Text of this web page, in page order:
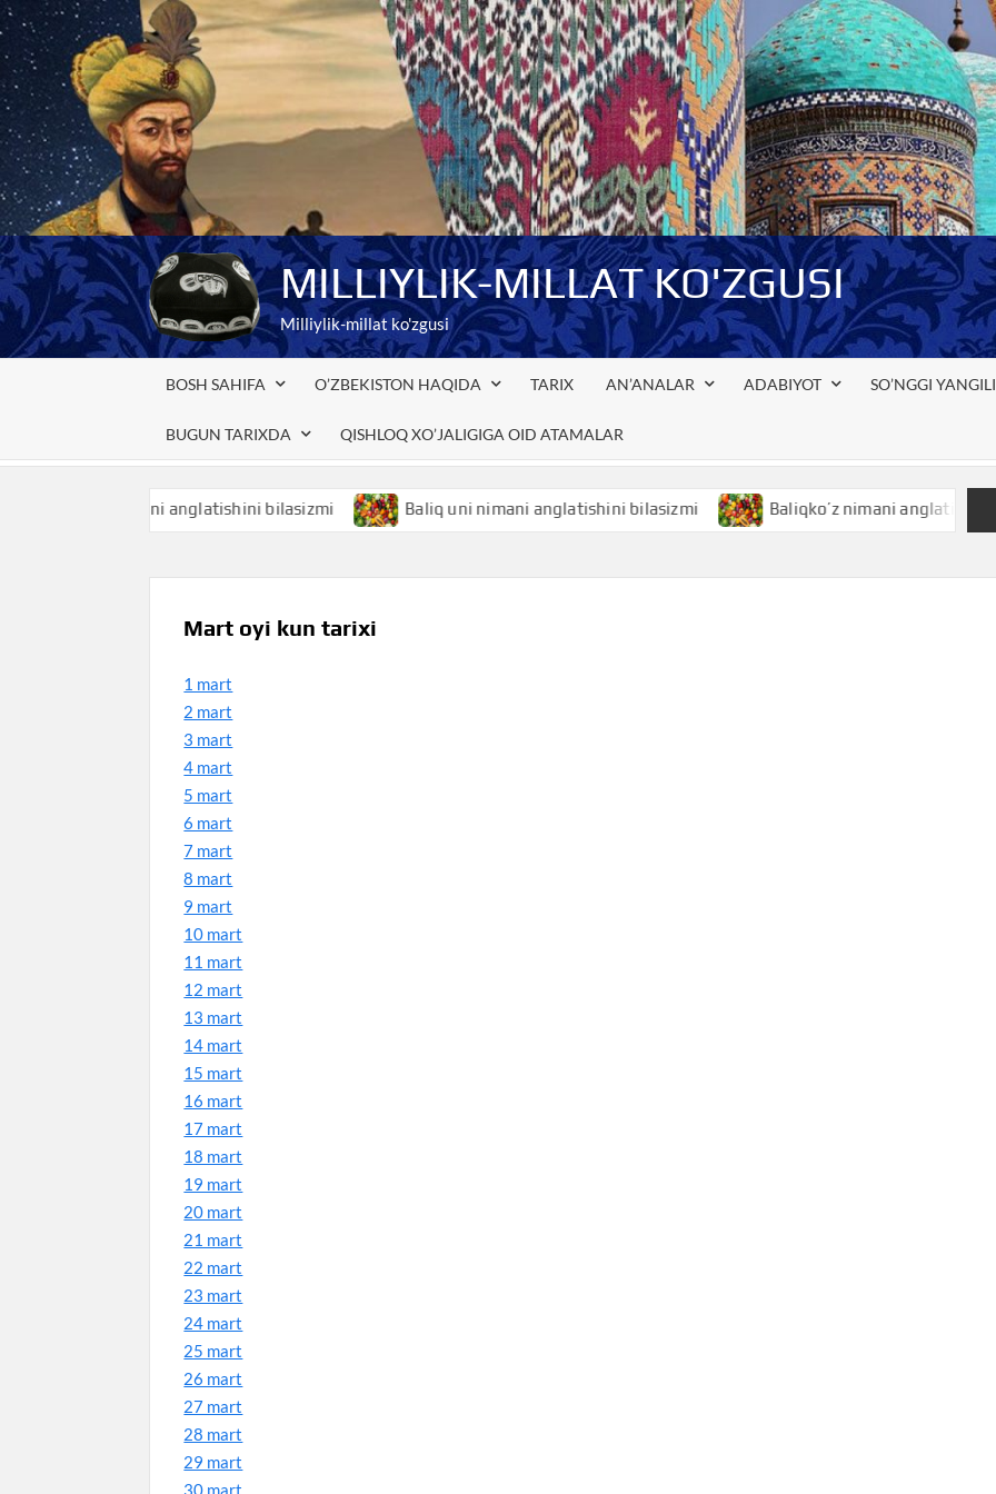
Skip
to
content
MILLIYLIK-MILLAT KO'ZGUSI
Milliylik-millat ko'zgusi
BOSH SAHIFA O’ZBEKISTON HAQIDA TARIX AN’ANALAR ADABIYOT SO’NGGI
BUGUN TARIXDA QISHLOQ XO’JALIGIGA OID ATAMALAR
nimani anglatishini bilasizmi Baliq uni nimani anglatishini bilasizmi Baliqko’z nimani anglatishini bilasizmi
Mart oyi kun tarixi
1 mart
2 mart
3 mart
4 mart
5 mart
6 mart
7 mart
8 mart
9 mart
10 mart
11 mart
12 mart
13 mart
14 mart
15 mart
16 mart
17 mart
18 mart
19 mart
20 mart
21 mart
22 mart
23 mart
24 mart
25 mart
26 mart
27 mart
28 mart
29 mart
30 mart